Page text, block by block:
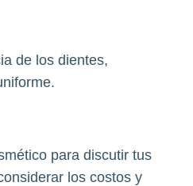
de los dientes,
para discutir tus
los costos y